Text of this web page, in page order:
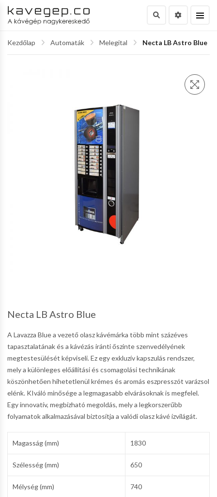
Kezdőlap Automaták Melegital Necta LB Astro Blue
Necta LB Astro Blue
A Lavazza Blue a vezető olasz kávémárka több mint százéves
tapasztalatának és a kávézás iránti őszinte szenvedélyének
megtestesülését képviseli. Ez egy exkluzív kapszulás rendszer,
mely a különleges előállítási és csomagolási technikának
köszönhetően hihetetlenül krémes és aromás eszpresszót varázsol
elénk. KIváló minősége a legmagasabb elvárásoknak is megfelel.
Egy innovatív, megbízható megoldás, mely a legkorszerűbb
folyamatok alkalmazásával biztosítja a valódi olasz kávé ízvilágát.
Magasság (mm) 1830
Szélesség (mm) 650
Mélység (mm) 740